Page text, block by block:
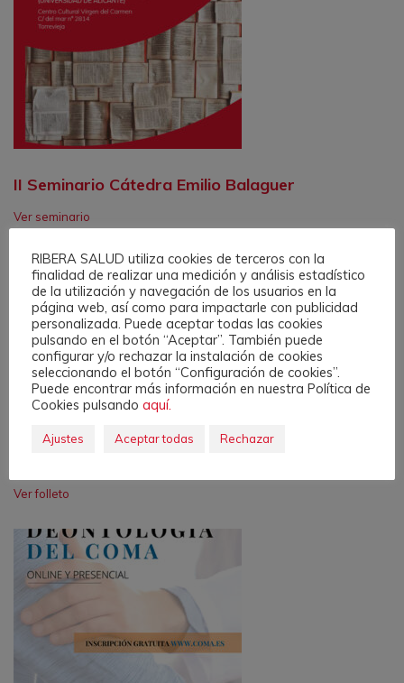
II Seminario Cátedra Emilio Balaguer
Ver seminario
Ver folleto
RIBERA SALUD utiliza cookies de terceros con la
finalidad de realizar una medición y análisis estadístico
de la utilización y navegación de los usuarios en la
página web, así como para impactarle con publicidad
personalizada. Puede aceptar todas las cookies
pulsando en el botón “Aceptar”. También puede
configurar y/o rechazar la instalación de cookies
seleccionando el botón “Configuración de cookies”.
Puede encontrar más información en nuestra Política de
Cookies pulsando aquí.
Ajustes Aceptar todas Rechazar